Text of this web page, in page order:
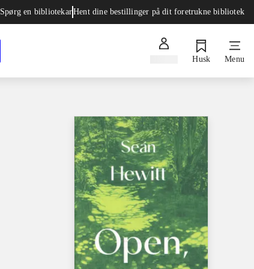
Spørg en bibliotekarHent dine bestillinger på dit foretrukne bibliotek
Husk Menu